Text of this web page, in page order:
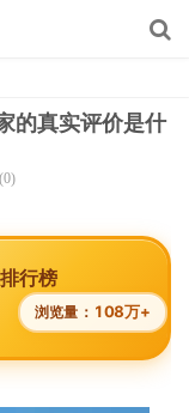
的真实评价是什
行榜
浏览量： 108万+